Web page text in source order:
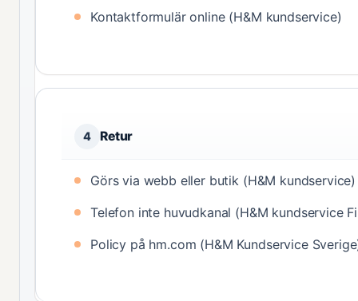
Kontaktformulär online (H&M kundservice)
4 Retur
Görs via webb eller butik (H&M kundservice)
Telefon inte huvudkanal (H&M kundservice
Policy på hm.com (H&M Kundservice